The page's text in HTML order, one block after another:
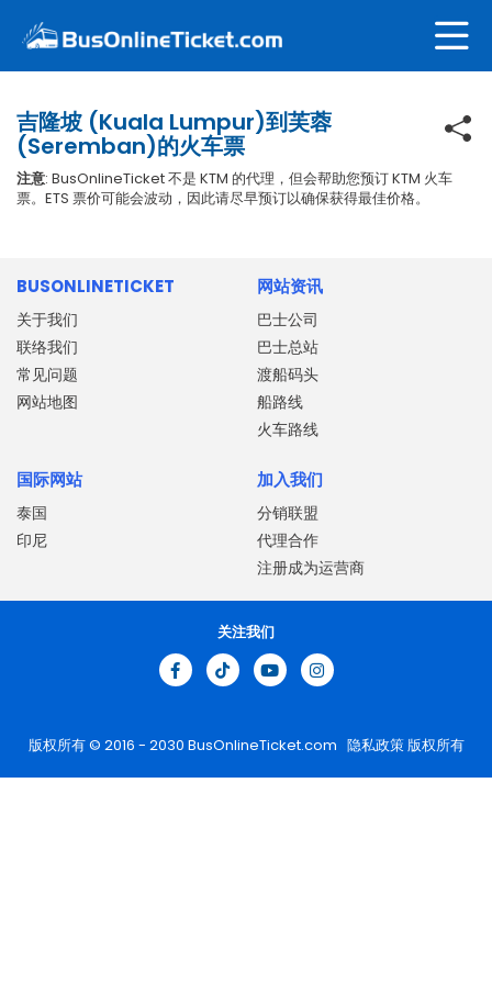
吉隆坡 (Kuala Lumpur)到芙蓉
(Seremban)的火车票
注意: BusOnlineTicket 不是 KTM 的代理，但会帮助您预订 KTM 火车
票。ETS 票价可能会波动，因此请尽早预订以确保获得最佳价格。
BUSONLINETICKET
关于我们
联络我们
常见问题
网站地图
网站资讯
巴士公司
巴士总站
渡船码头
船路线
火车路线
国际网站
泰国
印尼
加入我们
分销联盟
代理合作
注册成为运营商
版权所有 © 2016 - 2030 BusOnlineTicket.com 隐私政策版权所有
关注我们